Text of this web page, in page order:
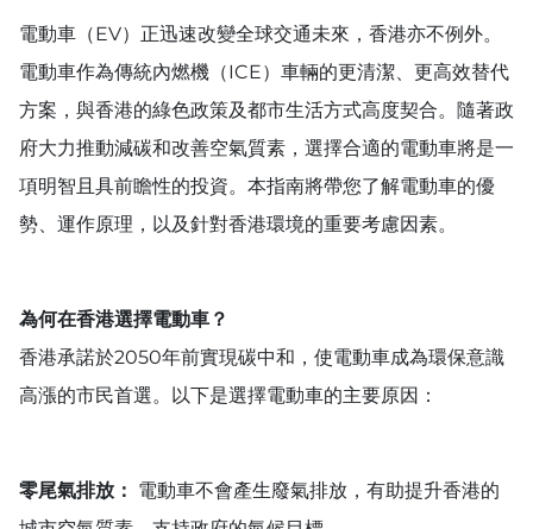
電動車（EV）正迅速改變全球交通未來，香港亦不例外。
電動車作為傳統內燃機（ICE）車輛的更清潔、更高效替代
方案，與香港的綠色政策及都市生活方式高度契合。隨著政
府大力推動減碳和改善空氣質素，選擇合適的電動車將是一
項明智且具前瞻性的投資。本指南將帶您了解電動車的優
勢、運作原理，以及針對香港環境的重要考慮因素。
為何在香港選擇電動車？
香港承諾於2050年前實現碳中和，使電動車成為環保意識
高漲的市民首選。以下是選擇電動車的主要原因：
零尾氣排放： 電動車不會產生廢氣排放，有助提升香港的